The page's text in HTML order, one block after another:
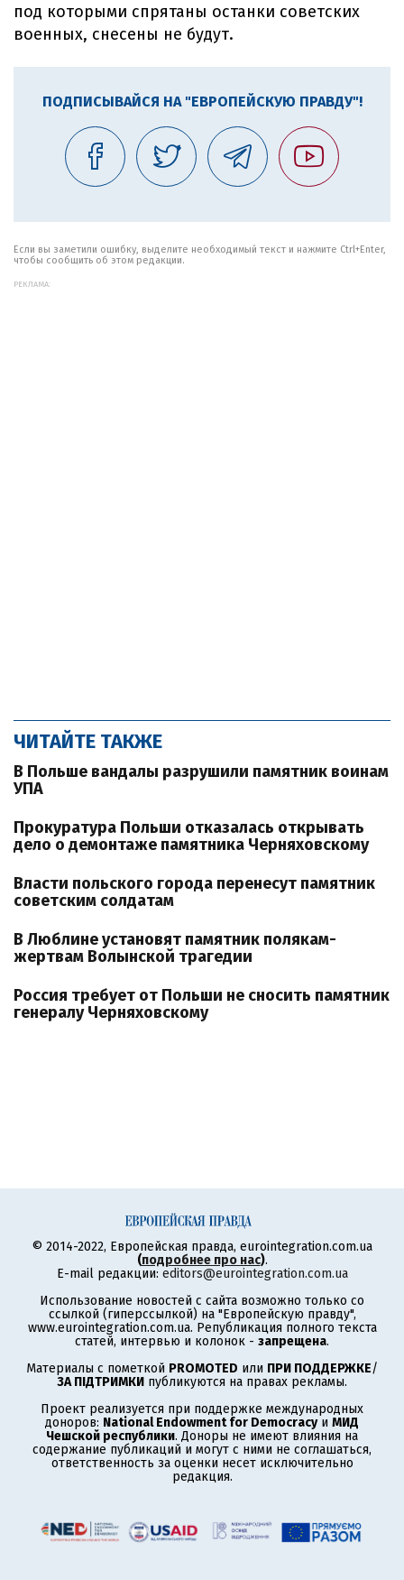
под которыми спрятаны останки советских
военных, снесены не будут.
ПОДПИСЫВАЙСЯ НА "ЕВРОПЕЙСКУЮ ПРАВДУ"!
Если вы заметили ошибку, выделите необходимый текст и нажмите Ctrl+Enter,
чтобы сообщить об этом редакции.
РЕКЛАМА:
ЧИТАЙТЕ ТАКЖЕ
В Польше вандалы разрушили памятник воинам
УПА
Прокуратура Польши отказалась открывать
дело о демонтаже памятника Черняховскому
Власти польского города перенесут памятник
советским солдатам
В Люблине установят памятник полякам-
жертвам Волынской трагедии
Россия требует от Польши не сносить памятник
генералу Черняховскому
© 2014-2022, Европейская правда, eurointegration.com.ua
(подробнее про нас).
E-mail редакции: editors@eurointegration.com.ua
Использование новостей с сайта возможно только со
ссылкой (гиперссылкой) на "Европейскую правду",
www.eurointegration.com.ua. Републикация полного текста
статей, интервью и колонок - запрещена.
Материалы с пометкой PROMOTED или ПРИ ПОДДЕРЖКЕ/
ЗА ПІДТРИМКИ публикуются на правах рекламы.
Проект реализуется при поддержке международных
доноров: National Endowment for Democracyи МИД
Чешской республики. Доноры не имеют влияния на
содержание публикаций и могут с ними не соглашаться,
ответственность за оценки несет исключительно
редакция.